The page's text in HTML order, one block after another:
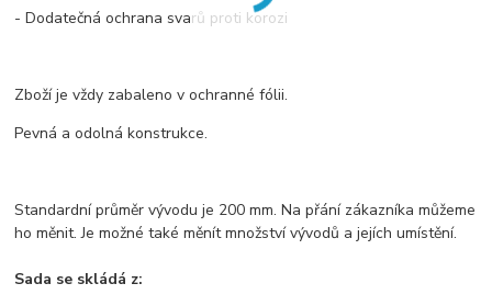
- Dodatečná ochrana svarů proti korozi
Zboží je vždy zabaleno v ochranné fólii.
Pevná a odolná konstrukce.
Standardní průměr vývodu je 200 mm. Na přání zákazníka můžeme
ho měnit. Je možné také měnít množství vývodů a jejích umístění.
Sada se skládá z: